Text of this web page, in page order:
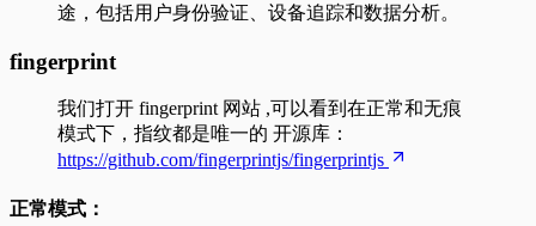
途，包括用户身份验证、设备追踪和数据分析。
fingerprint
我们打开 fingerprint 网站 ,可以看到在正常和无痕
模式下，指纹都是唯一的 开源库：
https://github.com/fingerprintjs/fingerprintjs
正常模式：